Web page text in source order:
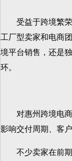
受益于跨境繁荣
工厂型卖家和电商
境平台销售，还是
环。
对惠州跨境电商
影响交付周期、客
不少卖家在前期